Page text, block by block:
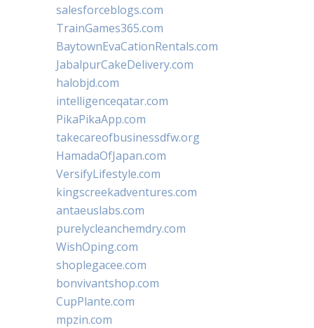
salesforceblogs.com
TrainGames365.com
BaytownEvaCationRentals.com
JabalpurCakeDelivery.com
halobjd.com
intelligenceqatar.com
PikaPikaApp.com
takecareofbusinessdfw.org
HamadaOfJapan.com
VersifyLifestyle.com
kingscreekadventures.com
antaeuslabs.com
purelycleanchemdry.com
WishOping.com
shoplegacee.com
bonvivantshop.com
CupPlante.com
mpzin.com